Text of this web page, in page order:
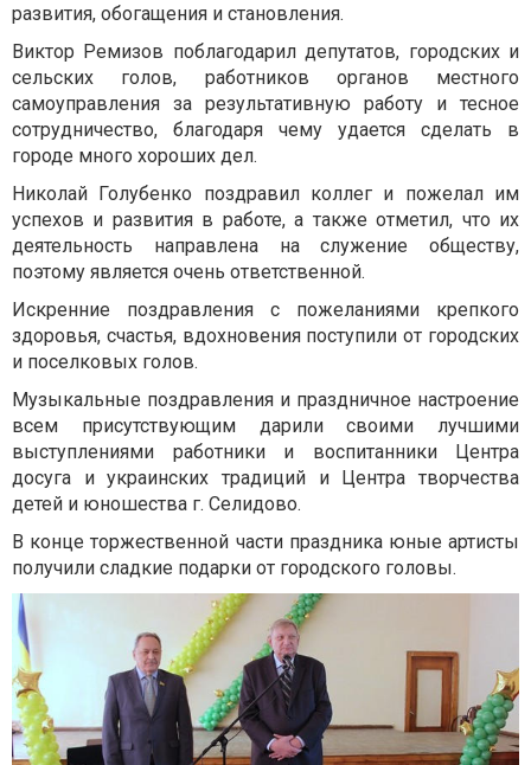
развития, обогащения и становления.
Виктор Ремизов поблагодарил депутатов, городских и
сельских голов, работников органов местного
самоуправления за результативную работу и тесное
сотрудничество, благодаря чему удается сделать в
городе много хороших дел.
Николай Голубенко поздравил коллег и пожелал им
успехов и развития в работе, а также отметил, что их
деятельность направлена ​​на служение обществу,
поэтому является очень ответственной.
Искренние поздравления с пожеланиями крепкого
здоровья, счастья, вдохновения поступили от городских
и поселковых голов.
Музыкальные поздравления и праздничное настроение
всем присутствующим дарили своими лучшими
выступлениями работники и воспитанники Центра
досуга и украинских традиций и Центра творчества
детей и юношества г. Селидово.
В конце торжественной части праздника юные артисты
получили сладкие подарки от городского головы.